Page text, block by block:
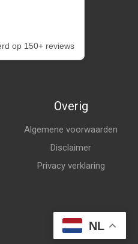
op 150+ reviews
Overig
Algemene voorwaarden
Disclaimer
Privacy verklaring
NL